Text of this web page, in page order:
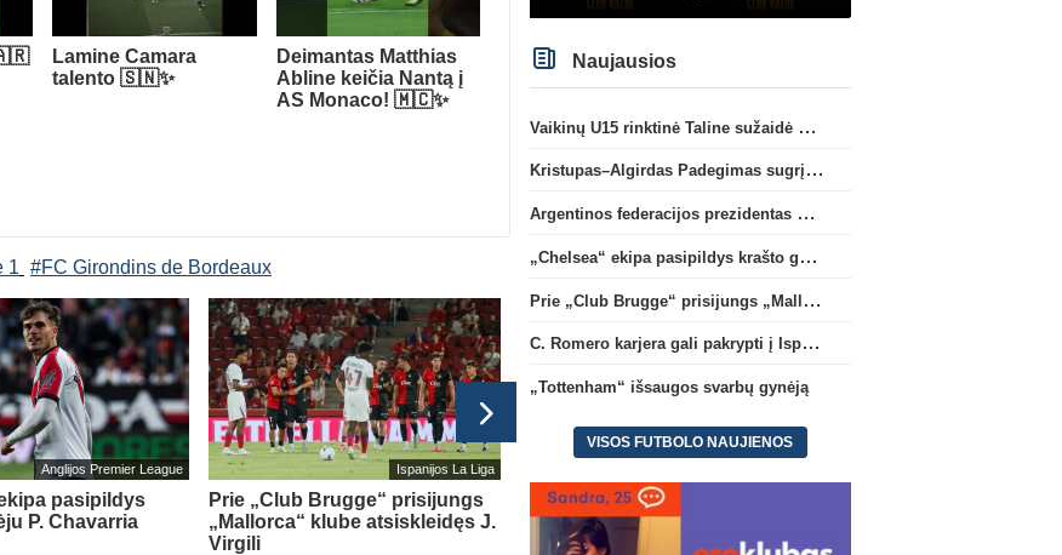
Lamine Camara
talento 🇸🇳✨
Deimantas Matthias
Abline keičia Nantą į
AS Monaco! 🇲🇨✨
1 #FC Girondins de Bordeaux
Anglijos Premier League
pasipildys
P. Chavarria
Ispanijos La Liga
Prie „Club Brugge“ prisijungs
„Mallorca“ klube atsiskleidęs J.
Virgili
„Tottenham“ išsaugos svarbų
gynėją
Naujausios
Vaikinų U15 rinktinė Taline sužaidė pirmąsias kontrolines rungtynes
Kristupas–Algirdas Padegimas sugrįžta į FC „Hegelmann” B sudėtį
Argentinos federacijos prezidentas C. Tapia negailėjo pagyrų G. Infantino
„Chelsea“ ekipa pasipildys krašto gynėju P. Chavarria
Prie „Club Brugge“ prisijungs „Mallorca“ klube atsiskleidęs J. Virgili
C. Romero karjera gali pakrypti į Ispaniją
„Tottenham“ išsaugos svarbų gynėją
VISOS FUTBOLO NAUJIENOS